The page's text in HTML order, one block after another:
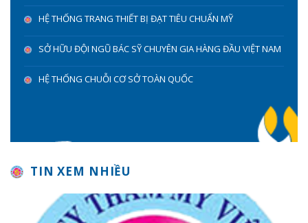
HỆ THỐNG TRANG THIẾT BỊ ĐẠT TIÊU CHUẨN MỸ
SỞ HỮU ĐỘI NGŨ BÁC SỸ CHUYÊN GIA HÀNG ĐẦU VIỆT NAM
HỆ THỐNG CHUỖI CƠ SỞ TOÀN QUỐC
TIN XEM NHIỀU